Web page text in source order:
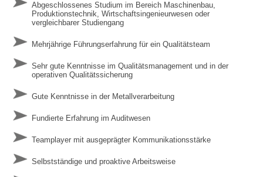
Abgeschlossenes Studium im Bereich Maschinenbau,
Produktionstechnik, Wirtschaftsingenieurwesen oder
vergleichbarer Studiengang
Mehrjährige Führungserfahrung für ein Qualitätsteam
Sehr gute Kenntnisse im Qualitätsmanagement und in der
operativen Qualitätssicherung
Gute Kenntnisse in der Metallverarbeitung
Fundierte Erfahrung im Auditwesen
Teamplayer mit ausgeprägter Kommunikationsstärke
Selbstständige und proaktive Arbeitsweise